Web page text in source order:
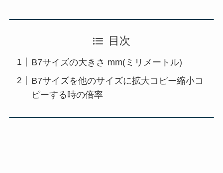
目次
B7サイズの大きさ mm(ミリメートル)
B7サイズを他のサイズに拡大コピー縮小コ
ピーする時の倍率